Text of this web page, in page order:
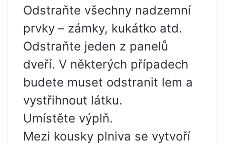
Odstraňte všechny nadzemní
prvky – zámky, kukátko atd.
Odstraňte jeden z panelů
dveří. V některých případech
budete muset odstranit lem a
vystřihnout látku.
Umístěte výplň.
Mezi kousky plniva se vytvoří